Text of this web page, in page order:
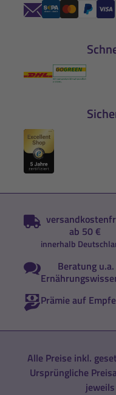
ab 50 €
innerhalb
Beratung
Prämie auf
Alle Preise inkl.
Ursprüngliche